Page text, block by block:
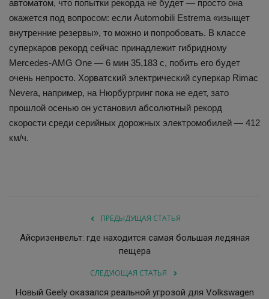
автоматом, что попытки рекорда не будет — просто она
окажется под вопросом: если Automobili Estrema «изыщет
внутренние резервы», то можно и попробовать. В классе
суперкаров рекорд сейчас принадлежит гибридному
Mercedes-AMG One — 6 мин 35,183 с, побить его будет
очень непросто. Хорватский электрический суперкар Rimac
Nevera, например, на Нюрбургринг пока не едет, зато
прошлой осенью он установил абсолютный рекорд
скорости среди серийных дорожных электромобилей — 412
км/ч.
ПРЕДЫДУЩАЯ СТАТЬЯ
Айсризенвельт: где находится самая большая ледяная
пещера
СЛЕДУЮЩАЯ СТАТЬЯ
Новый Geely оказался реальной угрозой для Volkswagen